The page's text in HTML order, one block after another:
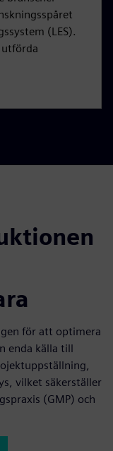
(LES).
för att optimera
enda källa till
vilket säkerställer
(GMP) och